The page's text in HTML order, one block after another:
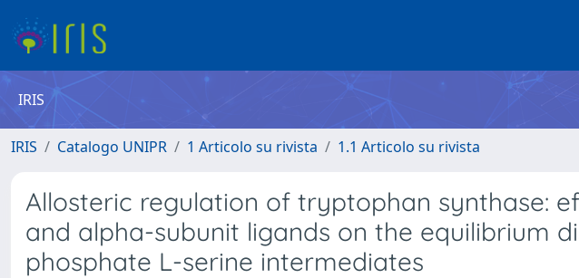
IRIS
IRIS Catalogo UNIPR 1 Articolo su rivista 1.1 Articolo su rivista
Allosteric regulation of tryptophan synthase:
and alpha-subunit ligands on the equilibrium
phosphate L-serine intermediates